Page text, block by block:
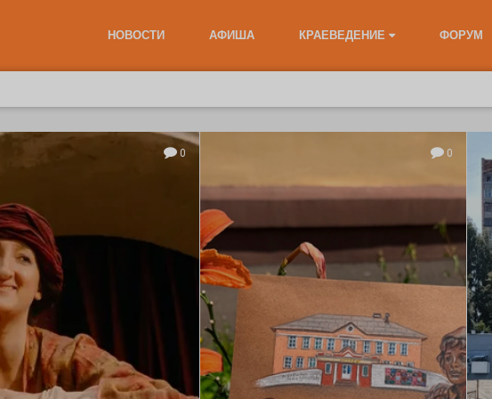
НОВОСТИ АФИША КРАЕВЕДЕНИЕ ФОРУМ
0 0